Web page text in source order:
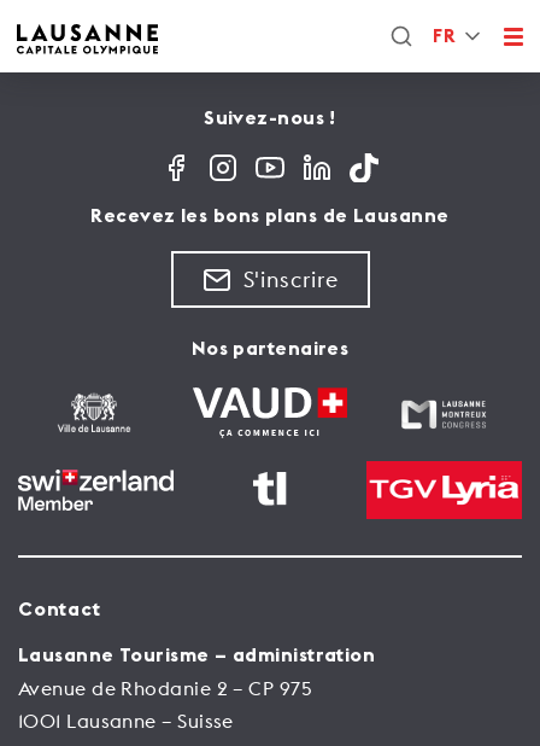
FR
Suivez-nous !
Recevez les bons plans de Lausanne
S'inscrire
Nos partenaires
Contact
Lausanne Tourisme – administration
Avenue de Rhodanie 2 – CP 975
1001 Lausanne – Suisse